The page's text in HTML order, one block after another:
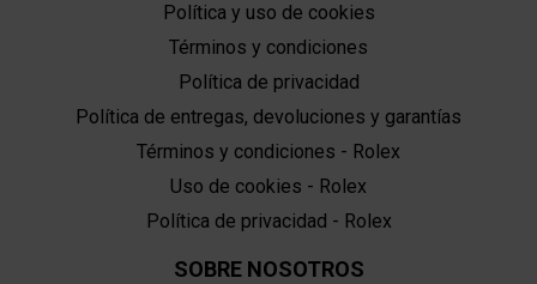
Política y uso de cookies
Términos y condiciones
Política de privacidad
Política de entregas, devoluciones y garantías
Términos y condiciones - Rolex
Uso de cookies - Rolex
Política de privacidad - Rolex
SOBRE NOSOTROS